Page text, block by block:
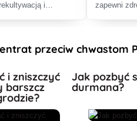
i
zapewni
przeciw chwastom
i zniszczyć
barszcz
Jak pozbyć
durmana?